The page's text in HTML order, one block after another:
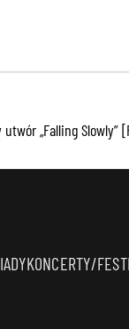
„Falling Slowly”
KONCERTY/